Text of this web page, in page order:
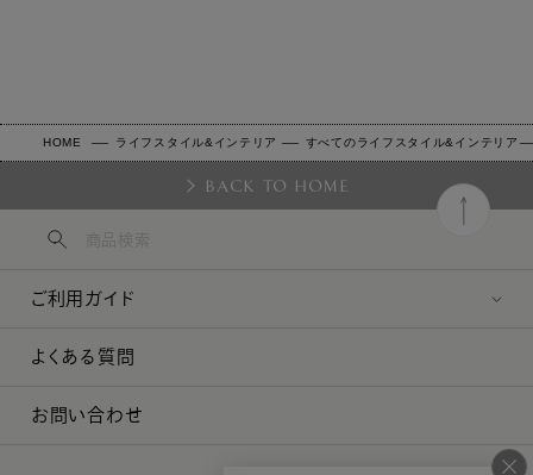
HOME ライフスタイル&インテリア すべてのライフスタイル&インテリア
BACK TO HOME
ご利用ガイド
よくある質問
お問い合わせ